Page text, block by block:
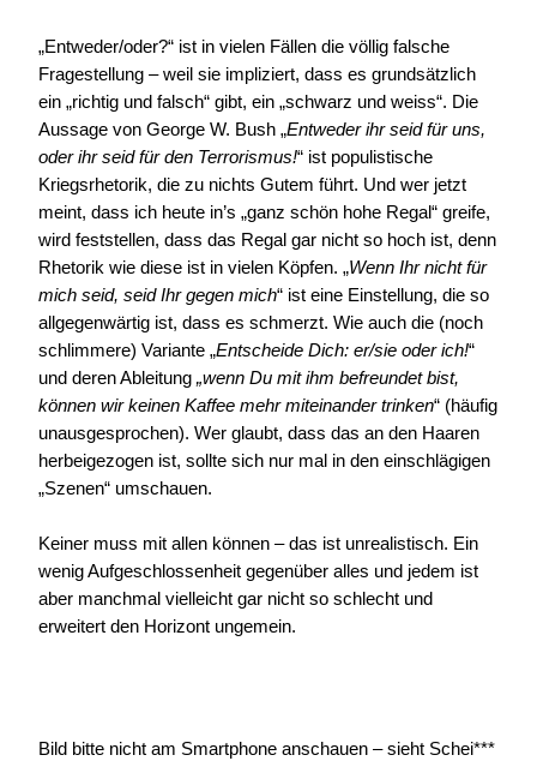
„Entweder/oder?“ ist in vielen Fällen die völlig falsche
Fragestellung – weil sie impliziert, dass es grundsätzlich
ein „richtig und falsch“ gibt, ein „schwarz und weiss“. Die
Aussage von George W. Bush „Entweder ihr seid für uns,
oder ihr seid für den Terrorismus!“ ist populistische
Kriegsrhetorik, die zu nichts Gutem führt. Und wer jetzt
meint, dass ich heute in’s „ganz schön hohe Regal“ greife,
wird feststellen, dass das Regal gar nicht so hoch ist, denn
Rhetorik wie diese ist in vielen Köpfen. „Wenn Ihr nicht für
mich seid, seid Ihr gegen mich“ ist eine Einstellung, die so
allgegenwärtig ist, dass es schmerzt. Wie auch die (noch
schlimmere) Variante „Entscheide Dich: er/sie oder ich!“
und deren Ableitung„wenn Du mit ihm befreundet bist,
können wir keinen Kaffee mehr miteinander trinken“ (häufig
unausgesprochen). Wer glaubt, dass das an den Haaren
herbeigezogen ist, sollte sich nur mal in den einschlägigen
„Szenen“ umschauen.
Keiner muss mit allen können – das ist unrealistisch. Ein
wenig Aufgeschlossenheit gegenüber alles und jedem ist
aber manchmal vielleicht gar nicht so schlecht und
erweitert den Horizont ungemein.
Bild bitte nicht am Smartphone anschauen – sieht Schei***